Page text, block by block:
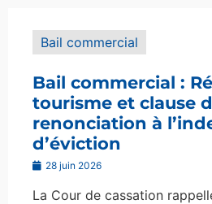
Bail commercial
Bail commercial :
tourisme et clause
renonciation à
d’éviction
28 juin 2026
La Cour de cassation